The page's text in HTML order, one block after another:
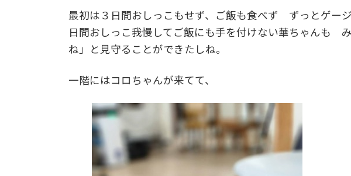
最初は３日間おしっこもせず、ご飯も食べず ずっとゲー
日間おしっこ我慢してご飯にも手を付けない華ちゃんも
ね」と見守ることができたしね。
一階にはコロちゃんが来てて、